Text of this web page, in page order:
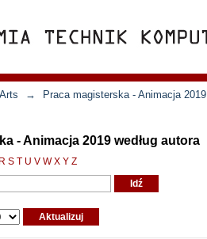
→ Praca magisterska - Animacja 2019
- Animacja 2019 według autora
R S T U V W X Y Z